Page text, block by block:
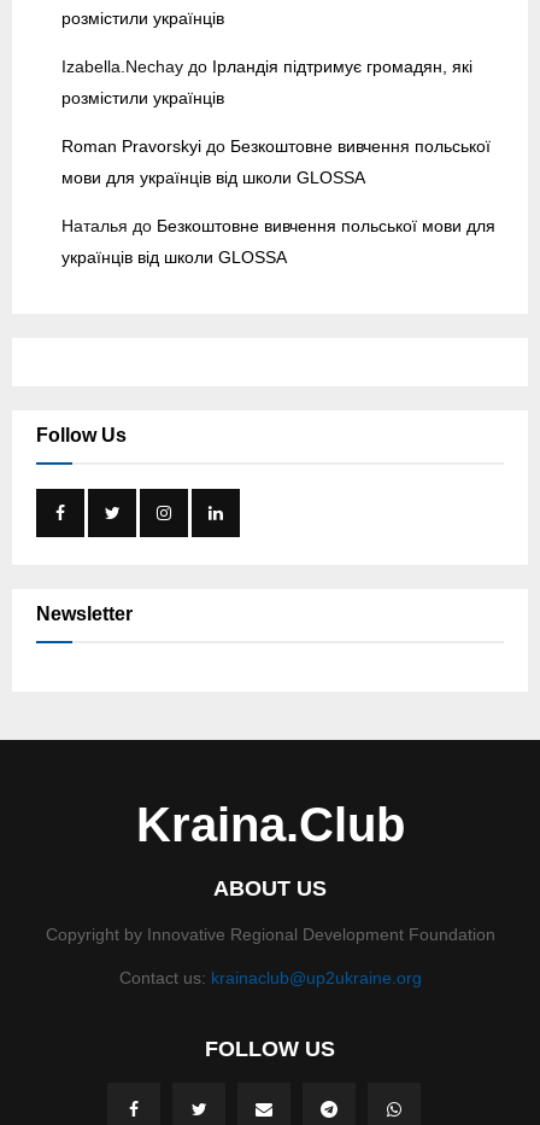
розмістили українців
Izabella.Nechay до Ірландія підтримує громадян, які
розмістили українців
Roman Pravorskyi до Безкоштовне вивчення польської
мови для українців від школи GLOSSA
Наталья до Безкоштовне вивчення польської мови для
українців від школи GLOSSA
Follow Us
Newsletter
Kraina.Club
ABOUT US
Copyright by Innovative Regional Development Foundation
Contact us: krainaclub@up2ukraine.org
FOLLOW US